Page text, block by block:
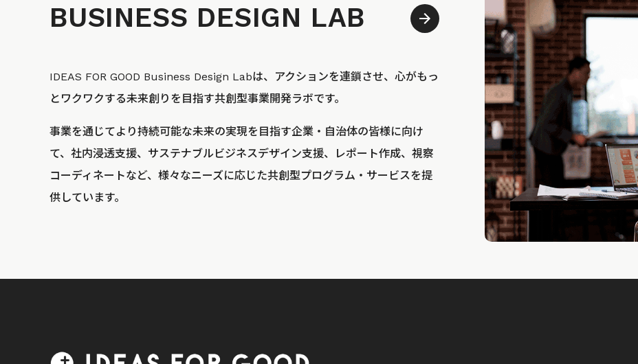
BUSINESS DESIGN LAB
IDEAS FOR GOOD Business Design Labは、アクションを連鎖させ、心がもっ
とワクワクする未来創りを目指す共創型事業開発ラボです。
事業を通じてより持続可能な未来の実現を目指す企業・自治体の皆様に向け
て、社内浸透支援、サステナブルビジネスデザイン支援、レポート作成、視察
コーディネートなど、様々なニーズに応じた共創型プログラム・サービスを提
供しています。